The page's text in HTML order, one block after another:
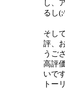
し、
るし
そし
評、
うご
高評
いで
トー